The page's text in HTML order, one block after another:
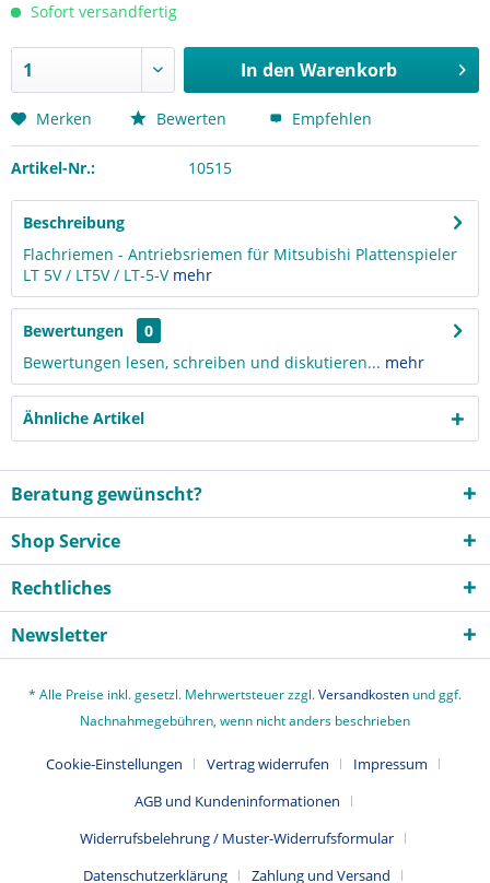
Sofort versandfertig
In den Warenkorb
Merken Bewerten Empfehlen
Artikel-Nr.: 10515
Beschreibung
Flachriemen - Antriebsriemen für Mitsubishi Plattenspieler
LT 5V / LT5V / LT-5-V mehr
Bewertungen
0
Bewertungen lesen, schreiben und diskutieren... mehr
Ähnliche Artikel
Beratung gewünscht?
Shop Service
Rechtliches
Newsletter
* Alle Preise inkl. gesetzl. Mehrwertsteuer zzgl.Versandkosten und ggf.
Nachnahmegebühren, wenn nicht anders beschrieben
Cookie-Einstellungen Vertrag widerrufen
Impressum
AGB und Kundeninformationen
Widerrufsbelehrung / Muster-Widerrufsformular
Datenschutzerklärung
Zahlung und Versand